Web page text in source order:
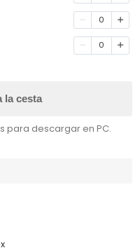
0
0
la cesta
para descargar en PC.